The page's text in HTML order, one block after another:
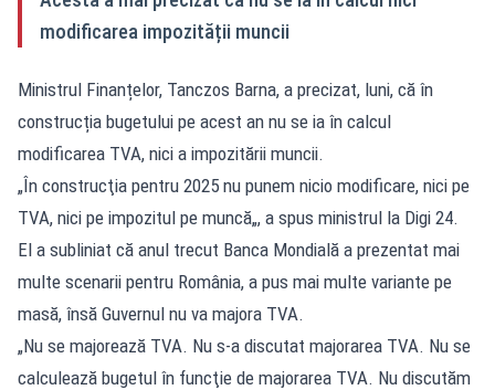
modificarea impozității muncii
Ministrul Finanțelor, Tanczos Barna, a precizat, luni, că în
construcția bugetului pe acest an nu se ia în calcul
modificarea TVA, nici a impozitării muncii.
„În construcţia pentru 2025 nu punem nicio modificare, nici pe
TVA, nici pe impozitul pe muncă„, a spus ministrul la Digi 24.
El a subliniat că anul trecut Banca Mondială a prezentat mai
multe scenarii pentru România, a pus mai multe variante pe
masă, însă Guvernul nu va majora TVA.
„Nu se majorează TVA. Nu s-a discutat majorarea TVA. Nu se
calculează bugetul în funcţie de majorarea TVA. Nu discutăm